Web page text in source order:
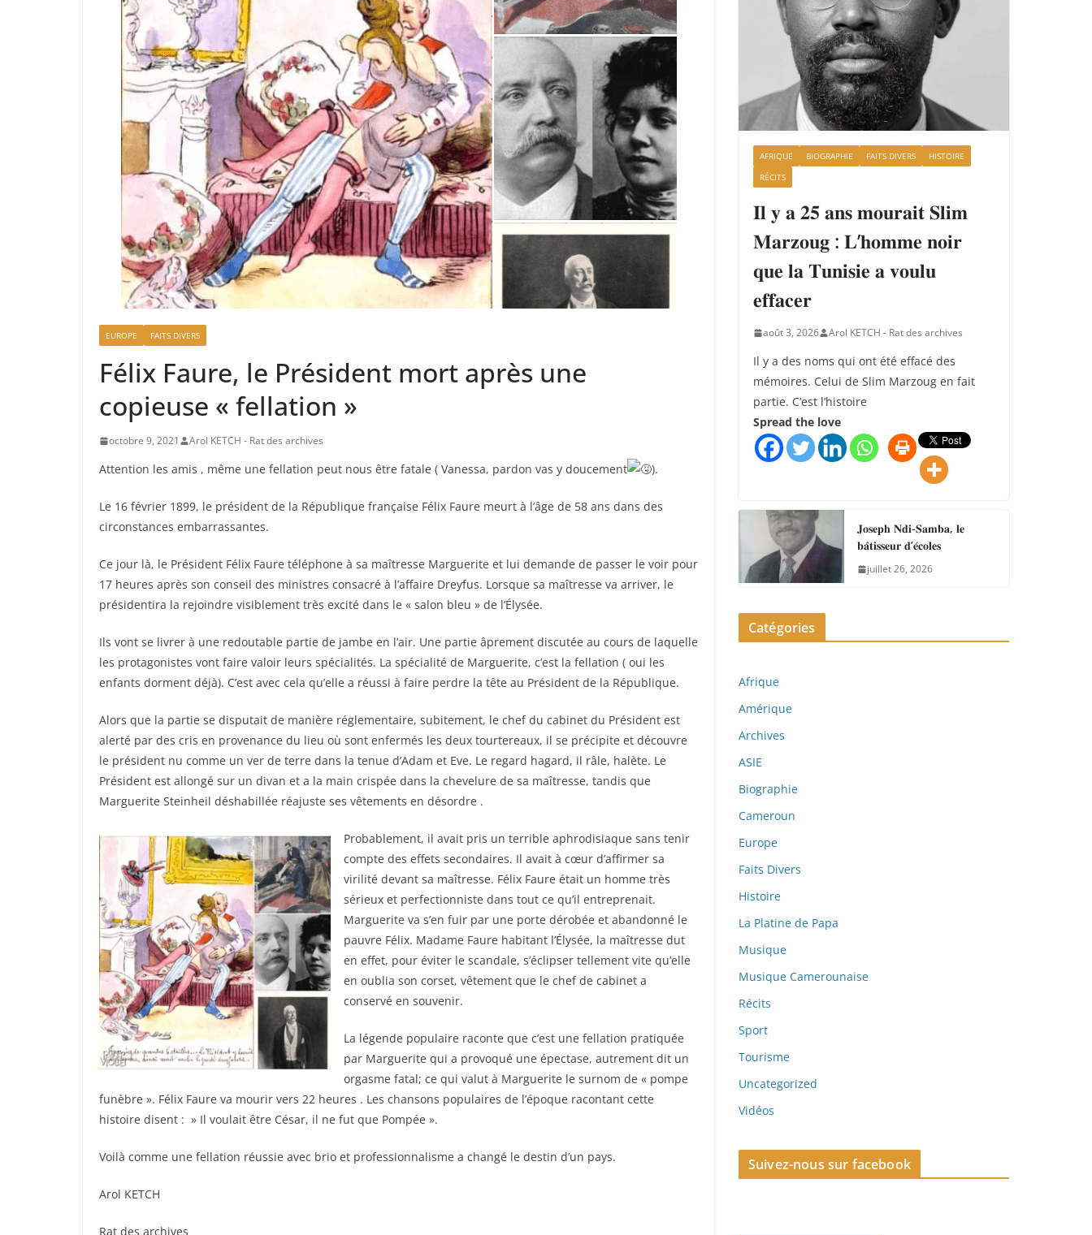
EUROPE FAITS DIVERS
Félix Faure, le Président mort après une
copieuse « fellation »
octobre 9, 2021 Arol KETCH - Rat des archives
Attention les amis , même une fellation peut nous être fatale ( Vanessa, pardon vas y doucement ).
Le 16 février 1899, le président de la République française Félix Faure meurt à l’âge de 58 ans dans des
circonstances embarrassantes.
Ce jour là, le Président Félix Faure téléphone à sa maîtresse Marguerite et lui demande de passer le voir pour
17 heures après son conseil des ministres consacré à l’affaire Dreyfus. Lorsque sa maîtresse va arriver, le
présidentira la rejoindre visiblement très excité dans le « salon bleu » de l’Élysée.
Ils vont se livrer à une redoutable partie de jambe en l’air. Une partie âprement discutée au cours de laquelle
les protagonistes vont faire valoir leurs spécialités. La spécialité de Marguerite, c’est la fellation ( oui les
enfants dorment déjà). C’est avec cela qu’elle a réussi à faire perdre la tête au Président de la République.
Alors que la partie se disputait de manière réglementaire, subitement, le chef du cabinet du Président est
alerté par des cris en provenance du lieu où sont enfermés les deux tourtereaux, il se précipite et découvre
le président nu comme un ver de terre dans la tenue d’Adam et Eve. Le regard hagard, il râle, halète. Le
Président est allongé sur un divan et a la main crispée dans la chevelure de sa maîtresse, tandis que
Marguerite Steinheil déshabillée réajuste ses vêtements en désordre .
Probablement, il avait pris un terrible aphrodisiaque sans tenir
compte des effets secondaires. Il avait à cœur d’affirmer sa
virilité devant sa maîtresse. Félix Faure était un homme très
sérieux et perfectionniste dans tout ce qu’il entreprenait.
Marguerite va s’en fuir par une porte dérobée et abandonné le
pauvre Félix. Madame Faure habitant l’Élysée, la maîtresse dut
en effet, pour éviter le scandale, s’éclipser tellement vite qu’elle
en oublia son corset, vêtement que le chef de cabinet a
conservé en souvenir.
La légende populaire raconte que c’est une fellation pratiquée
par Marguerite qui a provoqué une épectase, autrement dit un
orgasme fatal; ce qui valut à Marguerite le surnom de « pompe
funèbre ». Félix Faure va mourir vers 22 heures . Les chansons populaires de l’époque racontant cette
histoire disent : » Il voulait être César, il ne fut que Pompée ».
Voilà comme une fellation réussie avec brio et professionnalisme a changé le destin d’un pays.
Arol KETCH
Rat des archives
AFRIQUE BIOGRAPHIE FAITS DIVERS
HISTOIRE
RÉCITS
𝐈𝐥 𝐲 𝐚 𝟐𝟓 𝐚𝐧𝐬 𝐦𝐨𝐮𝐫𝐚𝐢𝐭 𝐒𝐥𝐢𝐦
𝐌𝐚𝐫𝐳𝐨𝐮𝐠 : 𝐋’𝐡𝐨𝐦𝐦𝐞 𝐧𝐨𝐢𝐫
𝐪𝐮𝐞 𝐥𝐚 𝐓𝐮𝐧𝐢𝐬𝐢𝐞 𝐚 𝐯𝐨𝐮𝐥𝐮
𝐞𝐟𝐟𝐚𝐜𝐞𝐫
août 3, 2026 Arol KETCH - Rat des archives
Il y a des noms qui ont été effacé des
mémoires. Celui de Slim Marzoug en fait
partie. C’est l’histoire
Spread the love
𝐉𝐨𝐬𝐞𝐩𝐡 𝐍𝐝𝐢-𝐒𝐚𝐦𝐛𝐚, 𝐥𝐞
𝐛𝐚̂𝐭𝐢𝐬𝐬𝐞𝐮𝐫 𝐝’𝐞́𝐜𝐨𝐥𝐞𝐬
juillet 26, 2026
Catégories
Afrique
Amérique
Archives
ASIE
Biographie
Cameroun
Europe
Faits Divers
Histoire
La Platine de Papa
Musique
Musique Camerounaise
Récits
Sport
Tourisme
Uncategorized
Vidéos
Suivez-nous sur facebook